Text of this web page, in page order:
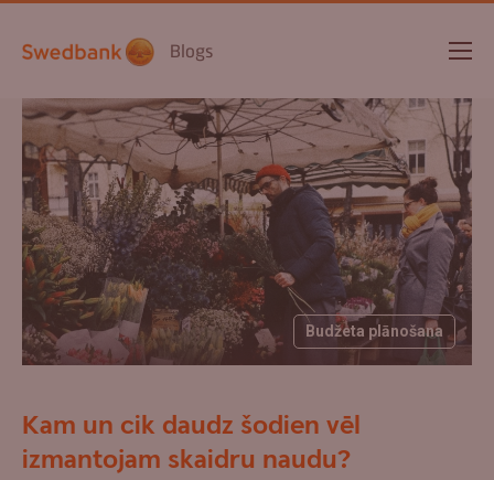
Blogs
Budžeta plānošana
Kam un cik daudz šodien vēl
izmantojam skaidru naudu?